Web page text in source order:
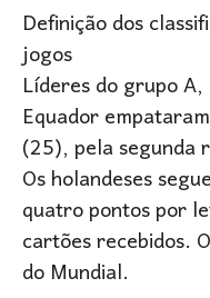
Definição dos
jogos
Líderes do grupo
Equador
(25), pela segunda
Os holandeses
quatro pontos por
cartões recebidos.
do Mundial.